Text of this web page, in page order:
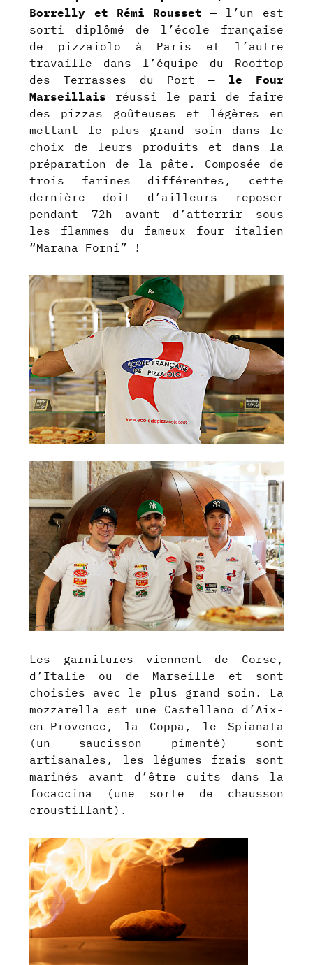
Borrelly et Rémi Rousset — l’un est
sorti diplômé de l’école française
de pizzaiolo à Paris et l’autre
travaille dans l’équipe du Rooftop
des Terrasses du Port — le Four
Marseillais réussi le pari de faire
des pizzas goûteuses et légères en
mettant le plus grand soin dans le
choix de leurs produits et dans la
préparation de la pâte. Composée de
trois farines différentes, cette
dernière doit d’ailleurs reposer
pendant 72h avant d’atterrir sous
les flammes du fameux four italien
“Marana Forni” !
Les garnitures viennent de Corse,
d’Italie ou de Marseille et sont
choisies avec le plus grand soin. La
mozzarella est une Castellano d’Aix-
en-Provence, la Coppa, le Spianata
(un saucisson pimenté) sont
artisanales, les légumes frais sont
marinés avant d’être cuits dans la
focaccina (une sorte de chausson
croustillant).